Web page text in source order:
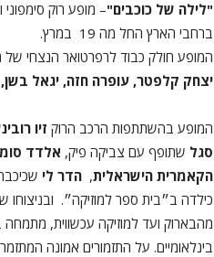
"לילה של כוכבים"– מופע רוק
ברחבי הארץ החל מה 19 במרץ.
המופע חולק כבוד לרפרטואר הנצחי של
יצחק קלפטר, עופרה חזה, יגאל בשן,
המופע בהשתתפות הרכב הרוק זיו
סגל שתופף עם צביקה פיק, אלדד
הקאמרית הישראלית, הדר לי
כילדה ב״בית ספר למוזיקה״. ובניצוחו
מהבארוק ועד למוזיקה עכשווית, מתמחה
בינלאומיים. על התזמורים אמונה